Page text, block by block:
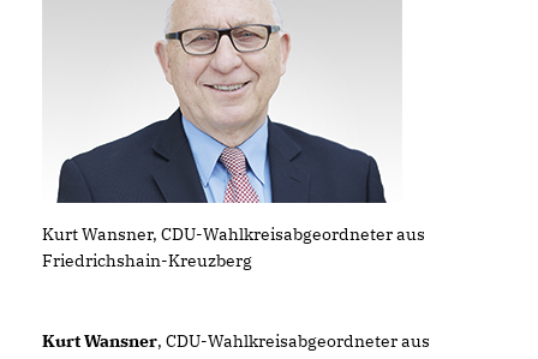
Kurt Wansner, CDU-Wahlkreisabgeordneter aus
Friedrichshain-Kreuzberg
Kurt Wansner, CDU-Wahlkreisabgeordneter aus